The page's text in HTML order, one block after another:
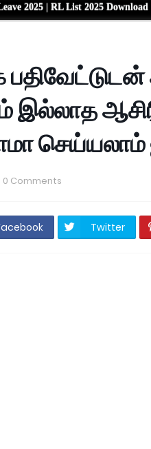
2025 | RL List 2025 Download
இல்லாத
செய்யலாம்
0 Comments
Twitter